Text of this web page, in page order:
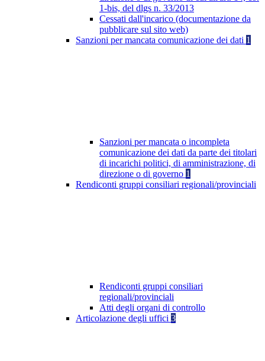
1-bis, del dlgs n. 33/2013
Cessati dall'incarico (documentazione da
pubblicare sul sito web)
Sanzioni per mancata comunicazione dei dati 1
Sanzioni per mancata o incompleta
comunicazione dei dati da parte dei titolari
di incarichi politici, di amministrazione, di
direzione o di governo 1
Rendiconti gruppi consiliari regionali/provinciali
Rendiconti gruppi consiliari
regionali/provinciali
Atti degli organi di controllo
Articolazione degli uffici 3